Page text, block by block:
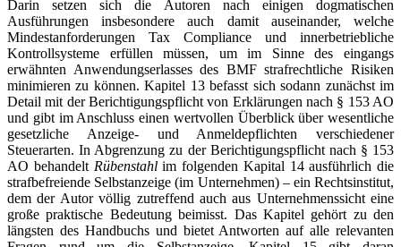
Darin setzen sich die Autoren nach einigen dogmatischen
Ausführungen insbesondere auch damit auseinander, welche
Mindestanforderungen Tax Compliance und innerbetriebliche
Kontrollsysteme erfüllen müssen, um im Sinne des eingangs
erwähnten Anwendungserlasses des BMF strafrechtliche Risiken
minimieren zu können. Kapitel 13 befasst sich sodann zunächst im
Detail mit der Berichtigungspflicht von Erklärungen nach § 153 AO
und gibt im Anschluss einen wertvollen Überblick über wesentliche
gesetzliche Anzeige- und Anmeldepflichten verschiedener
Steuerarten. In Abgrenzung zu der Berichtigungspflicht nach § 153
AO behandelt Rübenstahlim folgenden Kapital 14 ausführlich die
strafbefreiende Selbstanzeige (im Unternehmen) – ein Rechtsinstitut,
dem der Autor völlig zutreffend auch aus Unternehmenssicht eine
große praktische Bedeutung beimisst. Das Kapitel gehört zu den
längsten des Handbuchs und bietet Antworten auf alle relevanten